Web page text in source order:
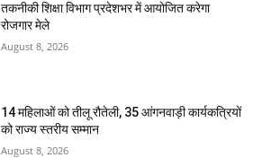
तकनीकी शिक्षा विभाग प्रदेशभर में आयोजित करेगा
रोजगार मेले
August 8, 2026
14 महिलाओं को तीलू रौतेली, 35 आंगनवाड़ी कार्यकत्रियों
को राज्य स्तरीय सम्मान
August 8, 2026